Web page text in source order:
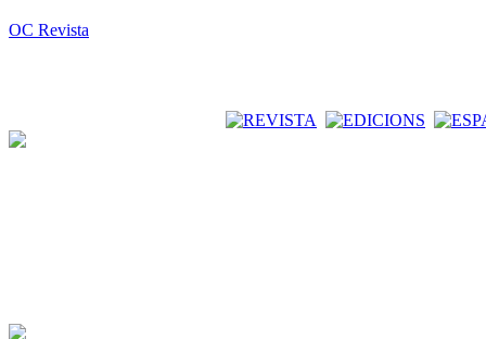
OC Revista